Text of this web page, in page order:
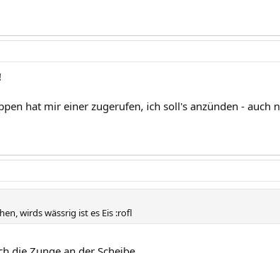
hat mir einer zugerufen, ich soll's anzünden - auch
wirds wässrig ist es Eis :rofl